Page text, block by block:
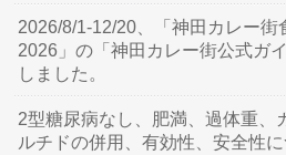
2026/8/1-12/20、「神田カレー街
2026」の「神田カレー街公式ガ
しました。
2型糖尿病なし、肥満、過体重、
ルチドの併用、有効性、安全性